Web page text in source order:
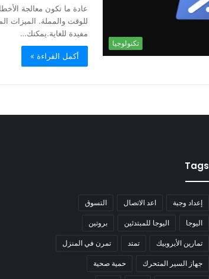
تكنولوجيا
عادة ما تكون معالجة
مفيدة للغاية.يمكنك…
أكمل القراءة »
Tags
إعداد وجبة اعد الاتصال التسوق
اليوجا اليوجا للمبتدئين بروتين
تمارين الأيروبيك تمتد تمرن في المنزل
جهاز السير المتحرك حمية صحية